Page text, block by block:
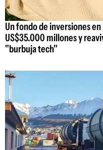
Un fondo de inversiones
US$35.000 millones y
"burbuja tech"